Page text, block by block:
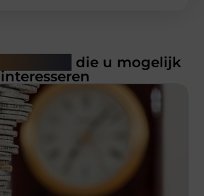
die u mogelijk
interesseren